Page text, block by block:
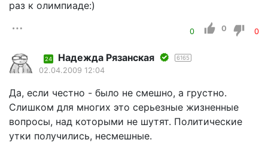
раз к олимпиаде:)
0 0 0
24 Надежда Рязанская 6165
02.04.2009 12:04
Да, если честно - было не смешно, а грустно.
Слишком для многих это серьезные жизненные
вопросы, над которыми не шутят. Политические
утки получились, несмешные.